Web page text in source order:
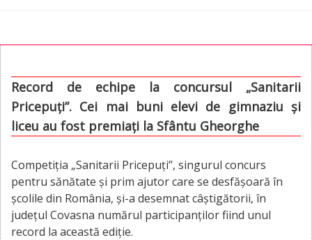
Record de echipe la concursul „Sanitarii
Pricepuți”. Cei mai buni elevi de gimnaziu și
liceu au fost premiați la Sfântu Gheorghe
Competiția „Sanitarii Pricepuți”, singurul concurs
pentru sănătate și prim ajutor care se desfășoară în
școlile din România, și-a desemnat câștigătorii, în
județul Covasna numărul participanților fiind unul
record la această ediție.